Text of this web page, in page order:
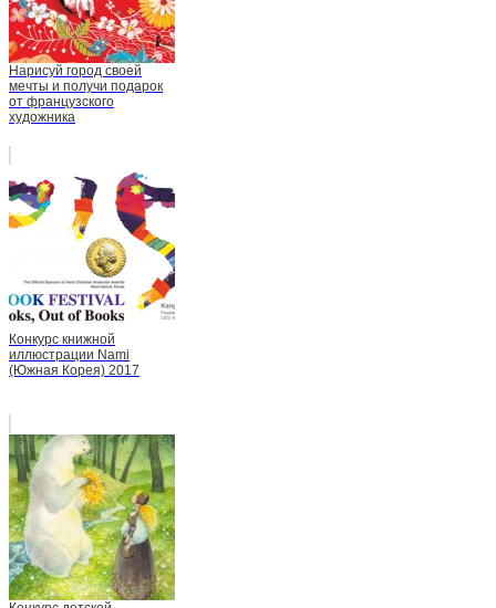
Нарисуй город своей
мечты и получи подарок
от французского
художника
Конкурс книжной
иллюстрации Nami
(Южная Корея) 2017